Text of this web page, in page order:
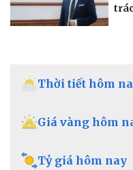
Kinh tế
Thời tiết hôm
Giá vàng hôm
Tỷ giá hôm nay